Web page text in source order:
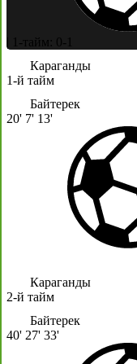
1-тайм: 0-1
Караганды
1-й тайм
Байтерек
20' 7' 13'
Караганды
2-й тайм
Байтерек
40' 27' 33'